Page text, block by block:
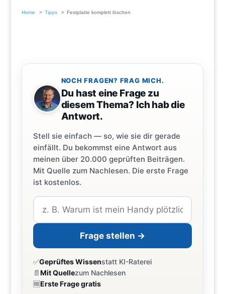
Home Tipps Festplatte komplett löschen
NOCH FRAGEN? FRAG MICH.
Du hast eine Frage zu
diesem Thema? Ich hab die
Antwort.
Stell sie einfach — so, wie sie dir gerade
einfällt. Du bekommst eine Antwort aus
meinen über 20.000 geprüften Beiträgen.
Mit Quelle zum Nachlesen. Die erste Frage
ist kostenlos.
Frage stellen →
✅Geprüftes Wissenstatt KI-Raterei
📄Mit Quellezum Nachlesen
🆓Erste Frage gratis